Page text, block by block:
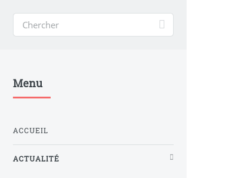
Menu
ACCUEIL
ACTUALITÉ